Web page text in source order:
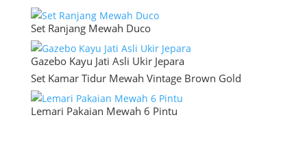
Set Ranjang Mewah Duco
Gazebo Kayu Jati Asli Ukir Jepara
Set Kamar Tidur Mewah Vintage Brown Gold
Lemari Pakaian Mewah 6 Pintu